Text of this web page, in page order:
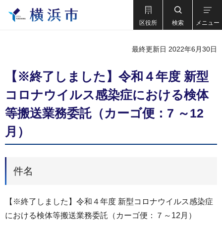
区役所 検索 メニュー
最終更新日 2022年6月30日
【※終了しました】令和４年度 新型
コロナウイルス感染症における検体
等搬送業務委託（カーゴ便：7 ～12
月）
件名
【※終了しました】令和４年度 新型コロナウイルス感染症
における検体等搬送業務委託（カーゴ便：７～12月）